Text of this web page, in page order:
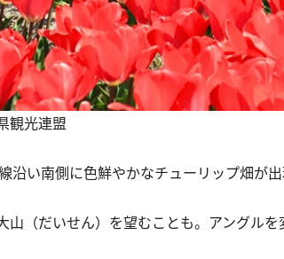
観光連盟
い南側に色鮮やかなチューリップ畑が
（だいせん）を望むことも。アングル